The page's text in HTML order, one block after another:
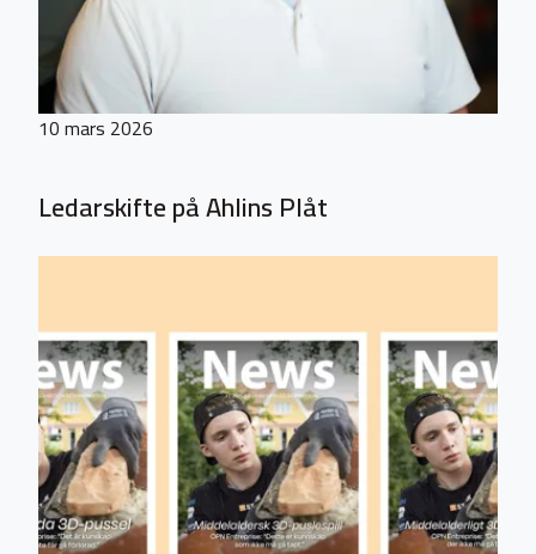
10 mars 2026
Ledarskifte på Ahlins Plåt